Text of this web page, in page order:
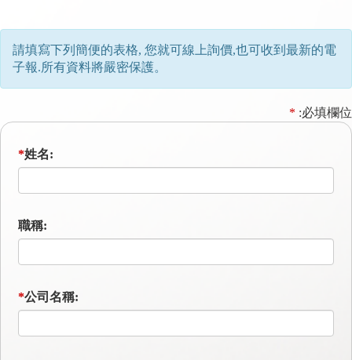
請填寫下列簡便的表格, 您就可線上詢價,也可收到最新的電
子報.所有資料將嚴密保護。
* :必填欄位
*姓名:
職稱:
*公司名稱: